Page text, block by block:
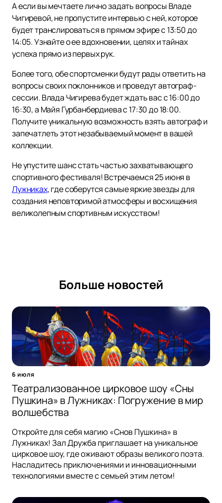
А если вы мечтаете лично задать вопросы Владе
Чигиревой, не пропустите интервью с ней, которое
будет транслироваться в прямом эфире с 13:50 до
14:05. Узнайте о ее вдохновении, целях и тайнах
успеха прямо из первых рук.
Более того, обе спортсменки будут рады ответить на
вопросы своих поклонников и проведут автограф-
сессии. Влада Чигирева будет ждать вас с 16:00 до
16:30, а Майя Гурбанбердиева с 17:30 до 18:00.
Получите уникальную возможность взять автограф и
запечатлеть этот незабываемый момент в вашей
коллекции.
Не упустите шанс стать частью захватывающего
спортивного фестиваля! Встречаемся 25 июня в
Лужниках, где соберутся самые яркие звезды для
создания неповторимой атмосферы и восхищения
великолепным спортивным искусством!
Больше новостей
6 июля
Театрализованное цирковое шоу «Сны
Пушкина» в Лужниках: Погружение в мир
волшебства
Откройте для себя магию «Снов Пушкина» в
Лужниках! Зал Дружба приглашает на уникальное
цирковое шоу, где оживают образы великого поэта.
Насладитесь приключениями и инновационными
технологиями вместе с семьей этим летом!